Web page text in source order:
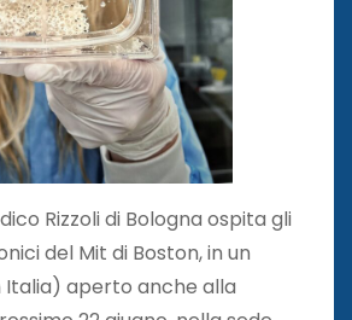
Rizzoli di Bologna ospita gli
del Mit di Boston, in un
Italia) aperto anche alla